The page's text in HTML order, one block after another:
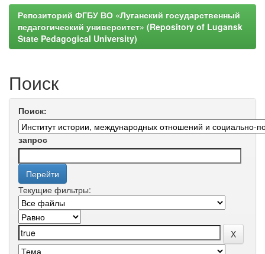
Репозиторий ФГБУ ВО «Луганский государственный
педагогический университет» (Repository of Lugansk
State Pedagogical University)
Поиск
Поиск:
запрос
Текущие фильтры: